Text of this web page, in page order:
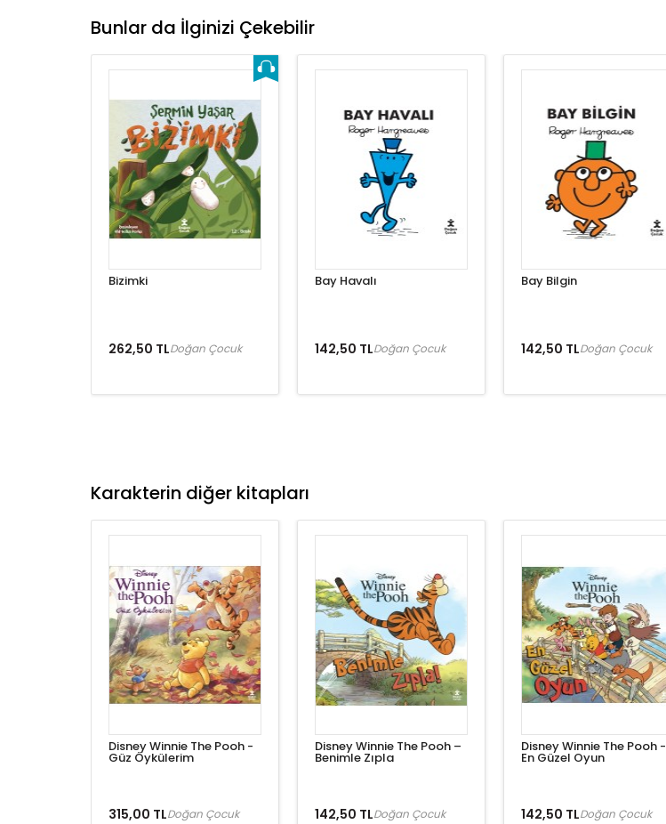
Bunlar da İlginizi Çekebilir
Bizimki
262,50 TLDoğan Çocuk
Bay Havalı
142,50 TLDoğan Çocuk
Bay Bilgin
142,50 TLDoğan Çocuk
Karakterin diğer kitapları
Disney Winnie The Pooh -
Güz Öykülerim
315,00 TLDoğan Çocuk
Disney Winnie The Pooh –
Benimle Zıpla
142,50 TLDoğan Çocuk
Disney Winnie The Pooh -
En Güzel Oyun
142,50 TLDoğan Çocuk